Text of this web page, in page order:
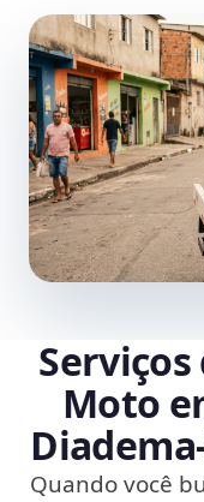
Moto
Quando você